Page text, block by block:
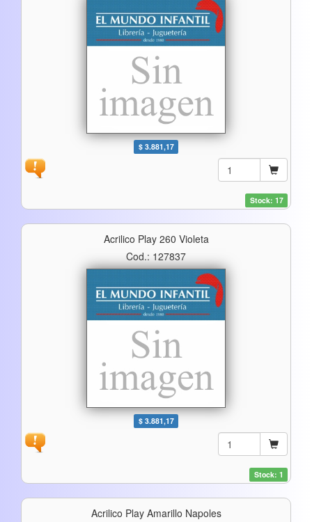
$ 3.881,17
Stock: 17
Acrilico Play 260 Violeta
Cod.: 127837
$ 3.881,17
Stock: 1
Acrilico Play Amarillo Napoles